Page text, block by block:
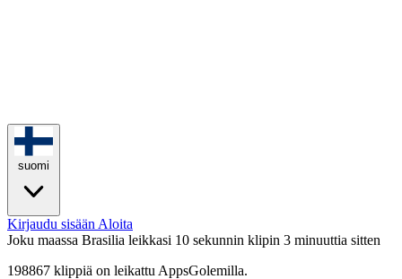
suomi
Kirjaudu sisään Aloita
Joku maassa Brasilia leikkasi 10 sekunnin klipin 3 minuuttia sitten
198867 klippiä on leikattu AppsGolemilla.